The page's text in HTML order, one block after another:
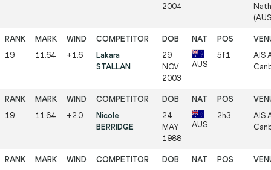
2004
19 11.64 +1.6
Lakara
STALLAN
29
NOV
2003
AUS
5f1
AIS
19 11.64 +2.0
Nicole
BERRIDGE
24
MAY
1988
AUS
2h3
AIS